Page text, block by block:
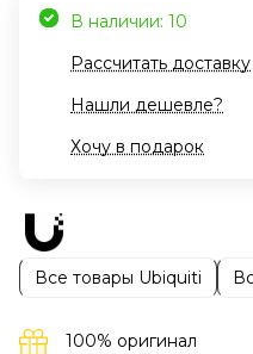
В наличии: 10
Рассчитать доставку
Нашли дешевле?
Хочу в подарок
Все товары Ubiquiti
100% оригинал